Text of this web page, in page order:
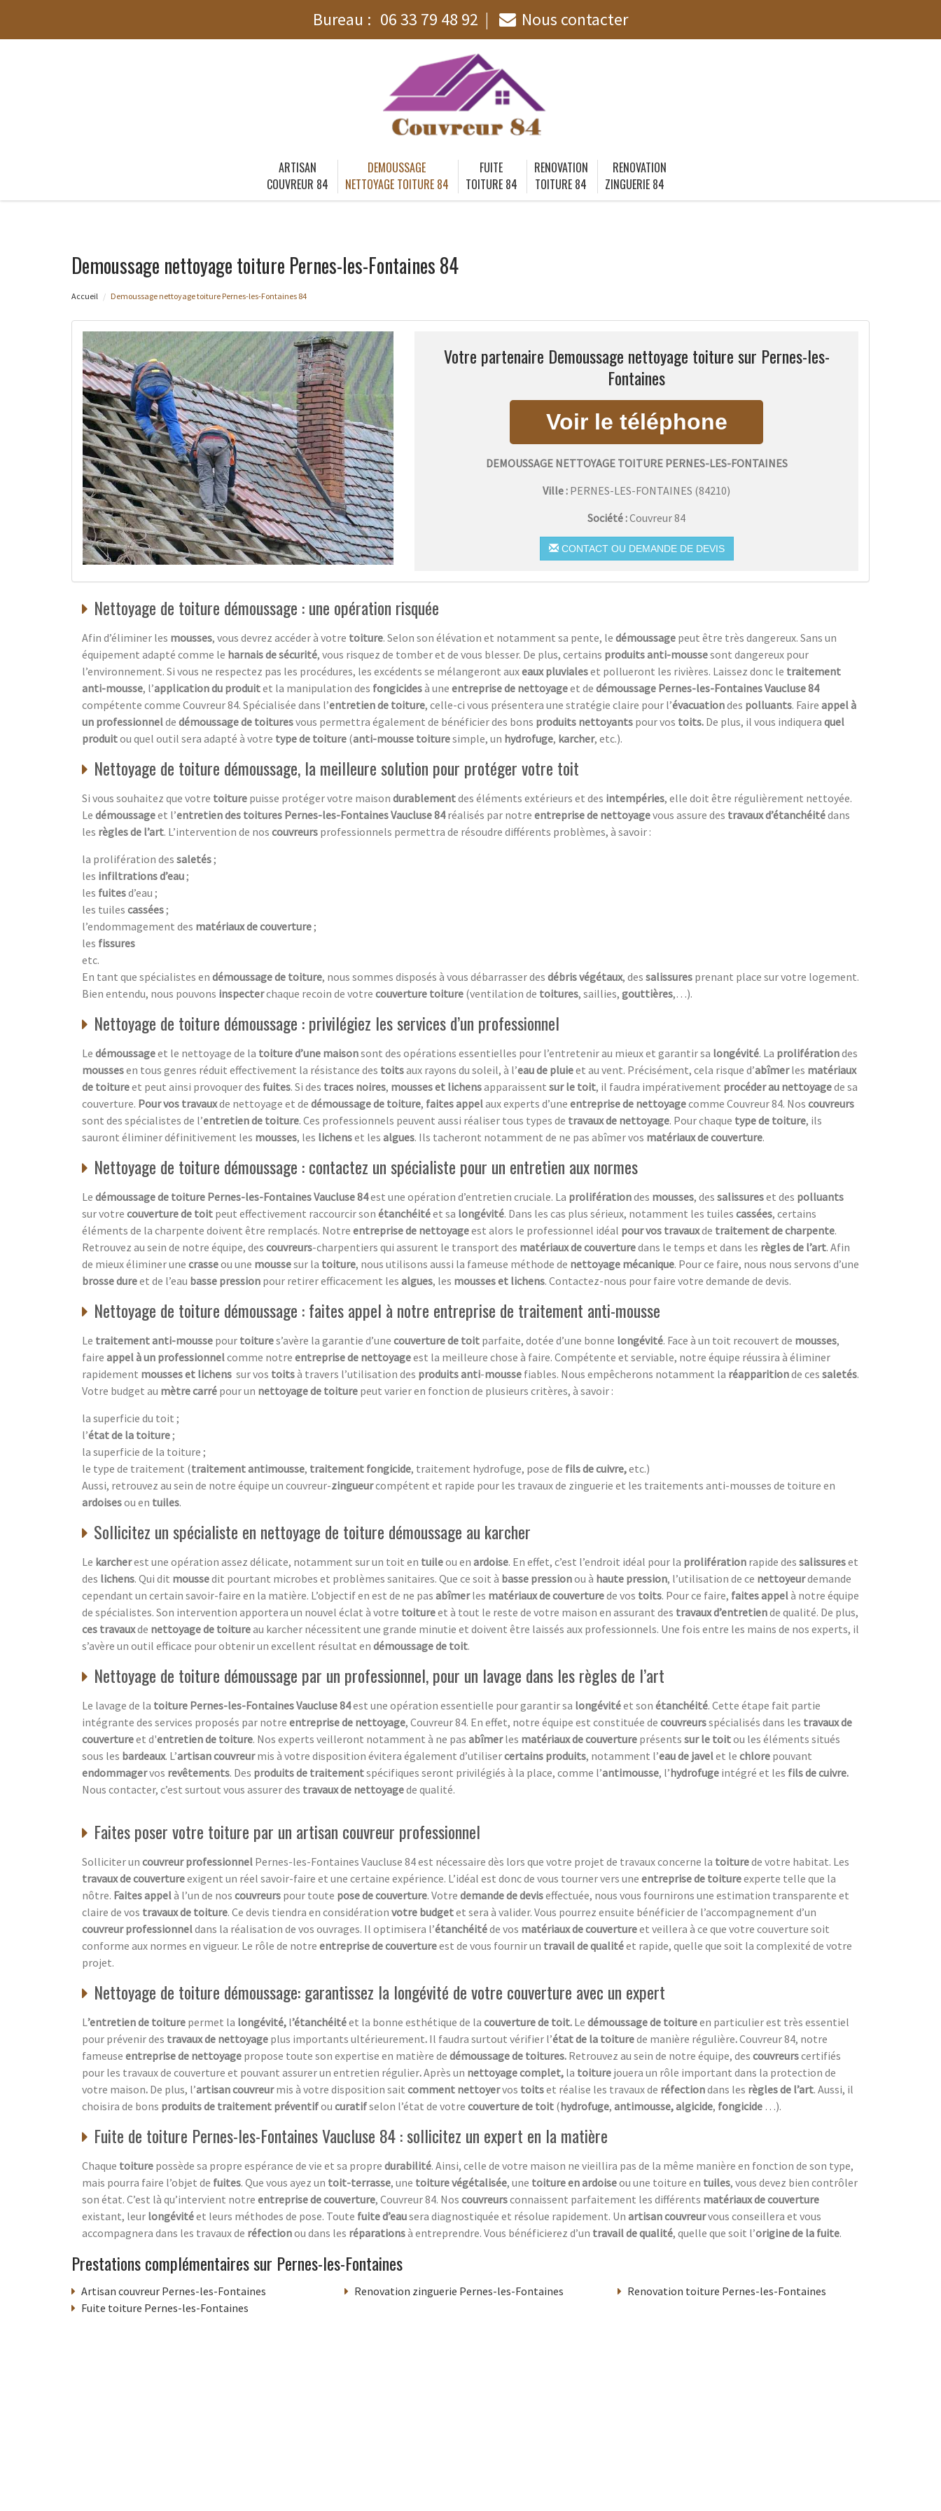
Bureau : 06 33 79 48 92 Nous contacter
ARTISAN
COUVREUR 84
DEMOUSSAGE
NETTOYAGE TOITURE 84
FUITE
TOITURE 84
RENOVATION
TOITURE 84
RENOVATION
ZINGUERIE 84
Demoussage nettoyage toiture Pernes-les-Fontaines 84
Accueil Demoussage nettoyage toiture Pernes-les-Fontaines 84
Votre partenaire Demoussage nettoyage toiture sur Pernes-les-
Fontaines
DEMOUSSAGE NETTOYAGE TOITURE PERNES-LES-FONTAINES
Ville : PERNES-LES-FONTAINES (84210)
Société :Couvreur 84
CONTACT OU DEMANDE DE DEVIS
Nettoyage de toiture démoussage : une opération risquée
Afin d’éliminer les mousses, vous devrez accéder à votre toiture. Selon son élévation et notamment sa pente, le démoussage peut être très dangereux. Sans un
équipement adapté comme le harnais de sécurité, vous risquez de tomber et de vous blesser. De plus, certains produits anti-moussesont dangereux pour
l’environnement. Si vous ne respectez pas les procédures, les excédents se mélangeront auxeaux pluvialeset pollueront les rivières. Laissez donc le traitement
anti-mousse, l’application du produitet la manipulation des fongicidesà une entreprise de nettoyageet de démoussage Pernes-les-Fontaines Vaucluse 84
compétente comme Couvreur 84. Spécialisée dans l’entretien de toiture, celle-ci vous présentera une stratégie claire pour l’évacuationdes polluants. Faire appel à
un professionnelde démoussage de toituresvous permettra également de bénéficier des bons produits nettoyants pour vos toits. De plus, il vous indiquera quel
produitou quel outil sera adapté à votre type de toiture (anti-mousse toituresimple, un hydrofuge, karcher, etc.).
Nettoyage de toiture démoussage, la meilleure solution pour protéger votre toit
Si vous souhaitez que votre toiture puisse protéger votre maison durablementdes éléments extérieurs et des intempéries, elle doit être régulièrement nettoyée.
Le démoussageet l’entretien des toitures Pernes-les-Fontaines Vaucluse 84réalisés par notre entreprise de nettoyagevous assure des travaux d’étanchéitédans
les règles de l’art. L’intervention de nos couvreurs professionnels permettra de résoudre différents problèmes, à savoir :
la prolifération des saletés ;
les infiltrations d’eau ;
les fuitesd’eau ;
les tuiles cassées ;
l’endommagement des matériaux de couverture ;
les fissures
etc.
En tant que spécialistes en démoussage de toiture, nous sommes disposés à vous débarrasser des débris végétaux, des salissures prenant place sur votre logement.
Bien entendu, nous pouvons inspecterchaque recoin de votre couverture toiture (ventilation de toitures, saillies, gouttières,…).
Nettoyage de toiture démoussage : privilégiez les services d’un professionnel
Le démoussageet le nettoyage de la toiture d’une maisonsont des opérations essentielles pour l’entretenir au mieux et garantir sa longévité. La proliférationdes
moussesen tous genres réduit effectivement la résistance des toitsaux rayons du soleil, à l’eau de pluieet au vent. Précisément, cela risque d’abîmerles matériaux
de toitureet peut ainsi provoquer des fuites. Si des traces noires, mousses et lichensapparaissent sur le toit, il faudra impérativement procéder au nettoyagede sa
couverture. Pour vos travauxde nettoyage et de démoussage de toiture, faites appelaux experts d’une entreprise de nettoyagecomme Couvreur 84. Nos couvreurs
sont des spécialistes de l’entretien de toiture. Ces professionnels peuvent aussi réaliser tous types de travaux de nettoyage. Pour chaque type de toiture, ils
sauront éliminer définitivement les mousses, les lichenset les algues. Ils tacheront notamment de ne pas abîmer vos matériaux de couverture.
Nettoyage de toiture démoussage : contactez un spécialiste pour un entretien aux normes
Le démoussage de toiture Pernes-les-Fontaines Vaucluse 84est une opération d’entretien cruciale. La proliférationdes mousses, des salissureset des polluants
sur votre couverture de toit peut effectivement raccourcir son étanchéitéet sa longévité. Dans les cas plus sérieux, notamment les tuiles cassées, certains
éléments de la charpente doivent être remplacés. Notre entreprise de nettoyageest alors le professionnel idéal pour vos travauxde traitement de charpente.
Retrouvez au sein de notre équipe, des couvreurs-charpentiers qui assurent le transport des matériaux de couverturedans le temps et dans les règles de l’art. Afin
de mieux éliminer une crasseou une moussesur la toiture, nous utilisons aussi la fameuse méthode de nettoyage mécanique. Pour ce faire, nous nous servons d’une
brosse dureet de l’eau basse pression pour retirer efficacement les algues, les mousses et lichens. Contactez-nous pour faire votre demande de devis.
Nettoyage de toiture démoussage : faites appel à notre entreprise de traitement anti-mousse
Le traitement anti-mousse pour toitures’avère la garantie d’une couverture de toit parfaite, dotée d’une bonne longévité. Face à un toit recouvert de mousses,
faire appel à un professionnelcomme notre entreprise de nettoyageest la meilleure chose à faire. Compétente et serviable, notre équipe réussira à éliminer
rapidement mousses et lichens sur vos toitsà travers l’utilisation des produits anti-mousse fiables. Nous empêcherons notamment la réapparitionde ces saletés.
Votre budget au mètre carré pour un nettoyage de toiture peut varier en fonction de plusieurs critères, à savoir :
la superficie du toit ;
l’état de la toiture ;
la superficie de la toiture ;
le type de traitement (traitement antimousse, traitement fongicide, traitement hydrofuge, pose de fils de cuivre,etc.)
Aussi, retrouvez au sein de notre équipe un couvreur-zingueurcompétent et rapide pour les travaux de zinguerie et les traitements anti-mousses de toiture en
ardoisesou en tuiles.
Sollicitez un spécialiste en nettoyage de toiture démoussage au karcher
Le karcherest une opération assez délicate, notamment sur un toit en tuileou en ardoise. En effet, c’est l’endroit idéal pour la prolifération rapide des salissureset
des lichens. Qui dit moussedit pourtant microbes et problèmes sanitaires. Que ce soit à basse pressionou à haute pression, l’utilisation de ce nettoyeurdemande
cependant un certain savoir-faire en la matière. L’objectif en est de ne pas abîmerles matériaux de couverturede vos toits. Pour ce faire, faites appelà notre équipe
de spécialistes. Son intervention apportera un nouvel éclat à votre toitureet à tout le reste de votre maison en assurant des travaux d’entretiende qualité. De plus,
ces travauxde nettoyage de toitureau karcher nécessitent une grande minutie et doivent être laissés aux professionnels. Une fois entre les mains de nos experts, il
s’avère un outil efficace pour obtenir un excellent résultat en démoussage de toit.
Nettoyage de toiture démoussage par un professionnel, pour un lavage dans les règles de l’art
Le lavage de la toiture Pernes-les-Fontaines Vaucluse 84est une opération essentielle pour garantir sa longévitéet son étanchéité. Cette étape fait partie
intégrante des services proposés par notre entreprise de nettoyage, Couvreur 84. En effet, notre équipe est constituée de couvreursspécialisés dans les travaux de
couvertureet d'entretien de toiture. Nos experts veilleront notamment à ne pas abîmerles matériaux de couverture présents sur le toitou les éléments situés
sous les bardeaux. L’artisan couvreurmis à votre disposition évitera également d’utilisercertains produits, notamment l’eau de javelet le chlore pouvant
endommagervos revêtements. Des produits de traitementspécifiques seront privilégiés à la place, comme l’antimousse, l’hydrofuge intégré et les fils de cuivre.
Nous contacter, c’est surtout vous assurer des travaux de nettoyagede qualité.
Faites poser votre toiture par un artisan couvreur professionnel
Solliciter un couvreur professionnel Pernes-les-Fontaines Vaucluse 84 est nécessaire dès lors que votre projet de travaux concerne la toiturede votre habitat. Les
travaux de couvertureexigent un réel savoir-faire et une certaine expérience. L’idéal est donc de vous tourner vers une entreprise de toitureexperte telle que la
nôtre. Faites appelà l’un de nos couvreurs pour toute pose de couverture. Votre demande de deviseffectuée, nous vous fournirons une estimation transparente et
claire de vos travaux de toiture. Ce devis tiendra en considération votre budgetet sera à valider. Vous pourrez ensuite bénéficier de l’accompagnement d’un
couvreur professionneldans la réalisation de vos ouvrages. Il optimisera l’étanchéitéde vos matériaux de couvertureet veillera à ce que votre couverture soit
conforme aux normes en vigueur. Le rôle de notre entreprise de couvertureest de vous fournir un travail de qualitéet rapide, quelle que soit la complexité de votre
projet.
Nettoyage de toiture démoussage: garantissez la longévité de votre couverture avec un expert
L ’entretien de toiture permet la longévité, l’étanchéitéet la bonne esthétique de la couverture de toit. Le démoussage de toitureen particulier est très essentiel
pour prévenir des travaux de nettoyage plus importants ultérieurement. Il faudra surtout vérifier l’état de la toiturede manière régulière.Couvreur 84, notre
fameuse entreprise de nettoyage propose toute son expertise en matière de démoussage de toitures. Retrouvez au sein de notre équipe, des couvreurscertifiés
pour les travaux de couverture et pouvant assurer un entretien régulier.Après un nettoyage complet, la toiture jouera un rôle important dans la protection de
votre maison. De plus, l’artisan couvreurmis à votre disposition sait comment nettoyervos toitset réalise les travaux de réfectiondans les règles de l’art. Aussi, il
choisira de bons produits de traitement préventifou curatifselon l’état de votre couverture de toit (hydrofuge, antimousse, algicide, fongicide …).
Fuite de toiture Pernes-les-Fontaines Vaucluse 84 : sollicitez un expert en la matière
Chaque toiture possède sa propre espérance de vie et sa propre durabilité. Ainsi, celle de votre maison ne vieillira pas de la même manière en fonction de son type,
mais pourra faire l’objet de fuites. Que vous ayez un toit-terrasse, une toiture végétalisée, une toiture en ardoiseou une toiture en tuiles, vous devez bien contrôler
son état. C’est là qu’intervient notre entreprise de couverture, Couvreur 84. Nos couvreursconnaissent parfaitement les différents matériaux de couverture
existant, leur longévitéet leurs méthodes de pose. Toute fuite d’eausera diagnostiquée et résolue rapidement. Un artisan couvreurvous conseillera et vous
accompagnera dans les travaux de réfectionou dans les réparationsà entreprendre. Vous bénéficierez d’un travail de qualité, quelle que soit l’origine de la fuite.
Prestations complémentaires sur Pernes-les-Fontaines
Artisan couvreur Pernes-les-Fontaines
Fuite toiture Pernes-les-Fontaines
Renovation zinguerie Pernes-les-Fontaines Renovation toiture Pernes-les-Fontaines